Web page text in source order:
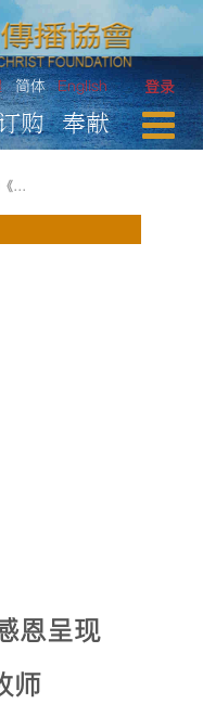
登录
简体 English
购 奉献
远牧师《唯独耶稣》DVD系列发布
恩呈现
师